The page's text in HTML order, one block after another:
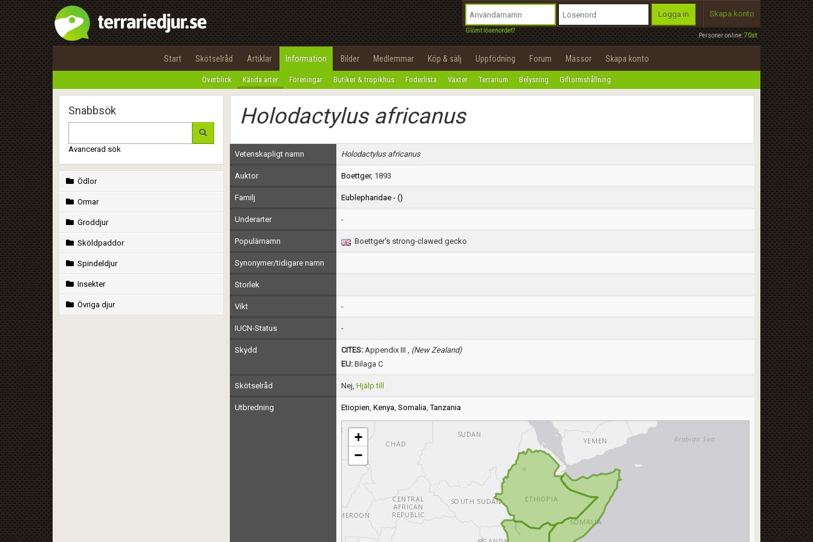
Personer online:70st
Logga in
Glömt lösenordet?
Skapa konto
Start Skötselråd Artiklar Information Bilder Medlemmar Köp & sälj Uppfödning Forum Mässor Skapa konto
Överblick Kända arter Föreningar Butiker & tropikhus Foderlista Växter Terrarium Belysning Giftormshållning
Snabbsök
Avancerad sök
Ödlor
Ormar
Groddjur
Sköldpaddor
Spindeldjur
Insekter
Övriga djur
Holodactylus africanus
Vetenskapligt namn Holodactylus africanus
Auktor Boettger, 1893
Familj Eublepharidae - ()
Underarter -
Populärnamn Boettger's strong-clawed gecko
Synonymer/tidigare namn
Storlek
Vikt -
IUCN-Status -
Skydd CITES: Appendix III , (New Zealand)
EU:Bilaga C
Skötselråd Nej, Hjälp till
Utbredning Etiopien, Kenya, Somalia,Tanzania
+
−
Utför
100%
OK
integritetspolicy
Namn:
Epost:
Användarnamn:
Lösenord:
Privacy Policy
Terms of Service
Begär nytt lösenord
Tillbaka till förstasidan